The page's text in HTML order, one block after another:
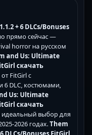
+ 6 DLCs/Bonuses
прямо сейчас —
horror на русском
and Us: Ultimate
скачать
FitGirl с
6 DLC, костюмами,
Us: Ultimate
скачать
выбор для
2026 годах.Them